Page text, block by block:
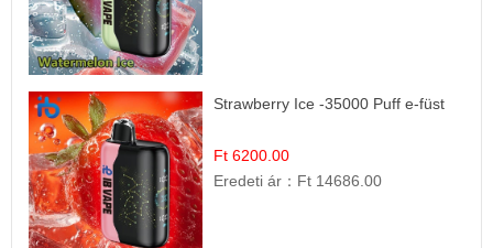
Strawberry Ice -35000 Puff e-füst
Ft 6200.00
Eredeti ár： Ft 14686.00